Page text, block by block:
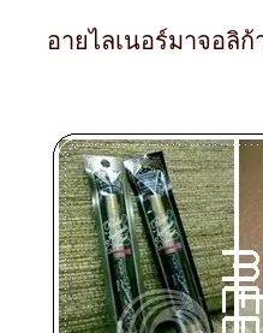
อายไลเนอร์มาจอลิ